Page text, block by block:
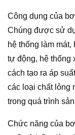
Công dụng của
Chúng được sử
hệ thống làm
tự động, hệ thống
cách tạo ra áp
các loại chất lỏng
trong quá trình
Chức năng của